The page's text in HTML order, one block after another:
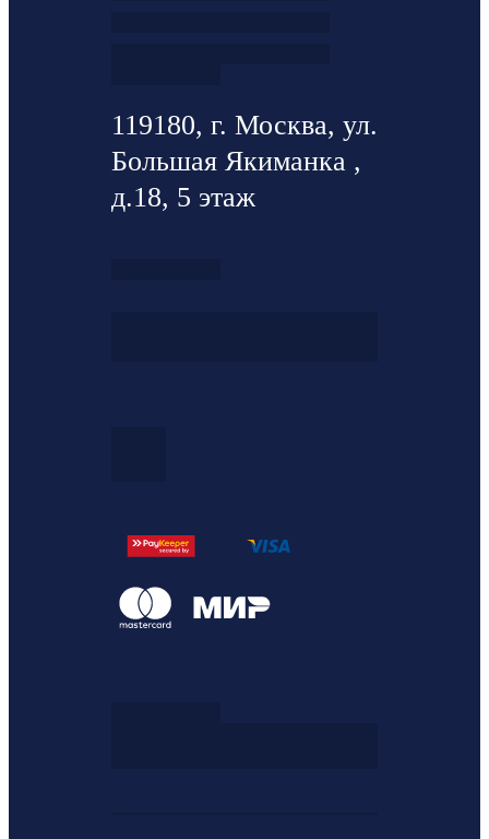
119180, г. Москва, ул.
Большая Якиманка ,
д.18, 5 этаж